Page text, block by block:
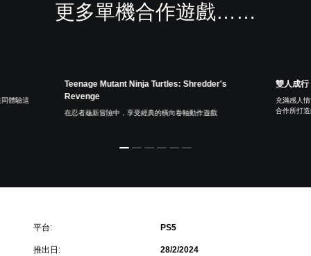
更多單機合作遊戲……
Teenage Mutant Ninja Turtles: Shredder's
Revenge
在忍者龜新冒險中，享受經典的橫向卷軸動作遊戲
雙人成行
充滿感人
合作所打
體驗這
平台: PS5
推出日: 28/2/2024